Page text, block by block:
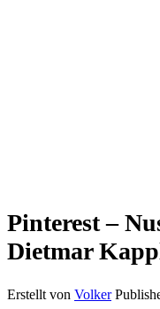
Pinterest –
Dietmar
Erstellt von Volker